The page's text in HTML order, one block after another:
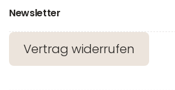
Newsletter
Vertrag widerrufen